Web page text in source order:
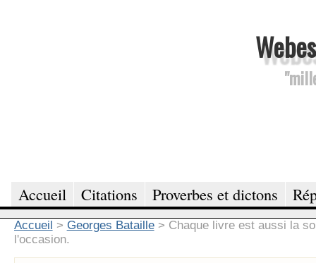
Accueil Citations Proverbes et dictons
Accueil > Georges Bataille > Chaque livre est aussi la
l'occasion.